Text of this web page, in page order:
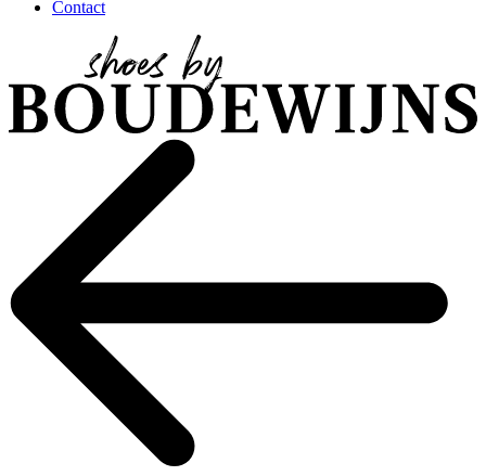
Contact